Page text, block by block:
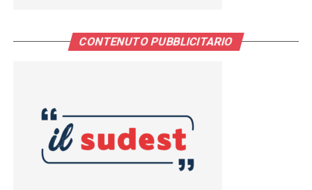
CONTENUTO PUBBLICITARIO